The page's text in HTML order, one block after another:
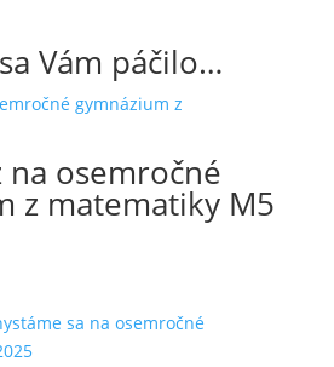
Vám páčilo…
osemročné
z matematiky M5